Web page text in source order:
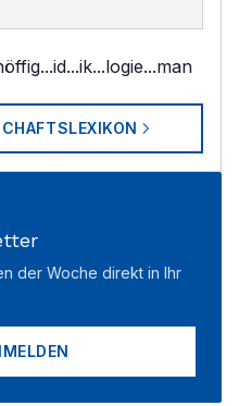
...id...ik...logie...man
der Woche direkt in Ihr